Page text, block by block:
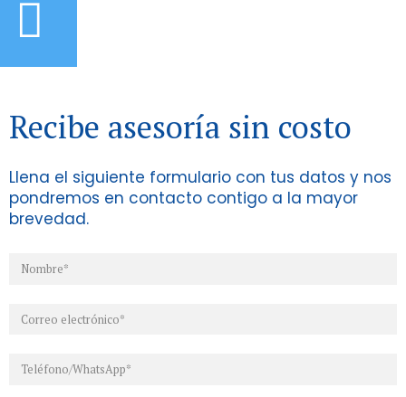
Recibe asesoría sin costo
Llena el siguiente formulario con tus datos y nos
pondremos en contacto contigo a la mayor
brevedad.